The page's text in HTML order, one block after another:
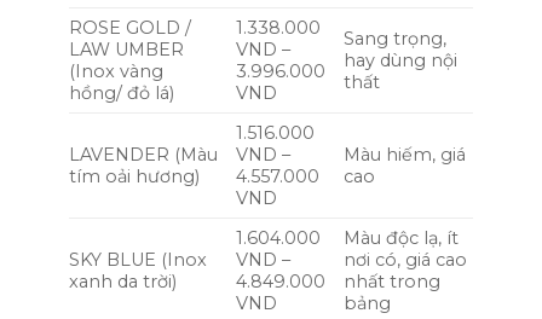
ROSE GOLD /
LAW UMBER
(Inox vàng
hồng/ đỏ lá)
1.338.000
VND –
3.996.000
VND
Sang trọng,
hay dùng nội
thất
LAVENDER (Màu
tím oải hương)
1.516.000
VND –
4.557.000
VND
Màu hiếm, giá
cao
SKY BLUE (Inox
xanh da trời)
1.604.000
VND –
4.849.000
VND
Màu độc lạ, ít
nơi có, giá cao
nhất trong
bảng